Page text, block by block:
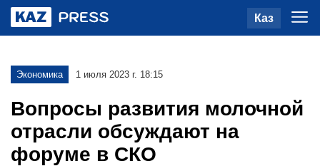
Каз
Экономика 1 июля 2023 г. 18:15
Вопросы развития молочной
отрасли обсуждают на
форуме в СКО